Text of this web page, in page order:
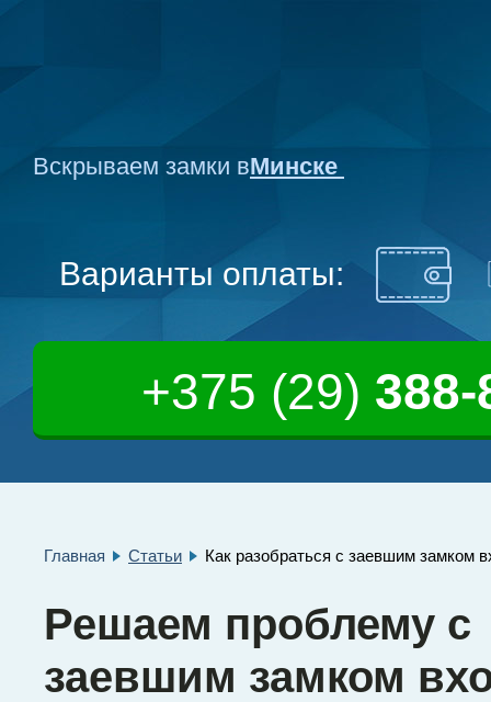
+375 (29) 388-
Вскрываем замки вМинске
Варианты оплаты:
Главная Статьи Как разобраться с заевшим замком
Решаем проблему с
заевшим замком